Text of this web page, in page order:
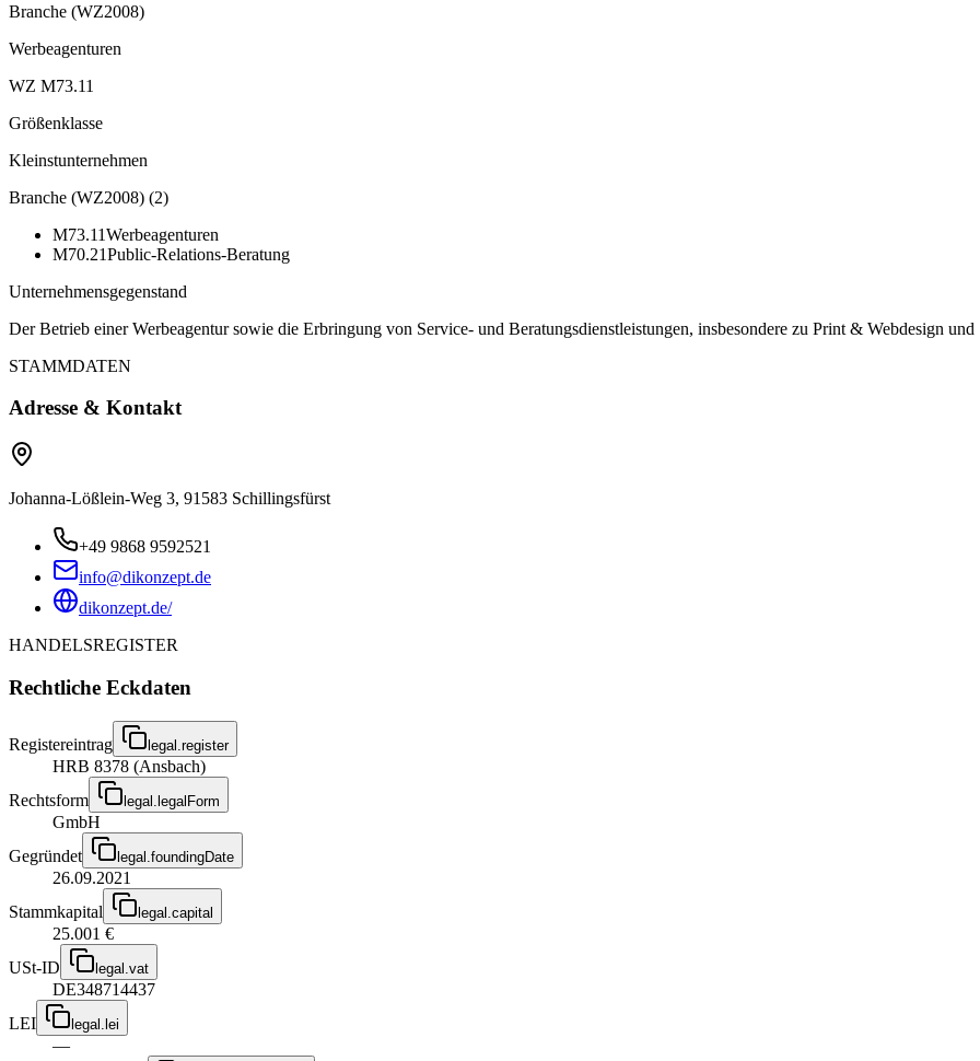
Branche (WZ2008)
Werbeagenturen
WZ M73.11
Größenklasse
Kleinstunternehmen
Branche (WZ2008) (2)
M73.11Werbeagenturen
M70.21Public-Relations-Beratung
Unternehmensgegenstand
Der Betrieb einer Werbeagentur sowie die Erbringung von Service- und Beratungsdienstleistungen, insbesondere zu Print & Webdesign
STAMMDATEN
Adresse & Kontakt
Johanna-Lößlein-Weg 3, 91583 Schillingsfürst
+49 9868 9592521
info@dikonzept.de
dikonzept.de/
HANDELSREGISTER
Rechtliche Eckdaten
Registereintrag legal.register
HRB 8378 (Ansbach)
Rechtsform
legal.legalForm
GmbH
Gegründet
legal.foundingDate
26.09.2021
Stammkapital
legal.capital
25.001 €
USt-ID
legal.vat
DE348714437
LEI
legal.lei
—